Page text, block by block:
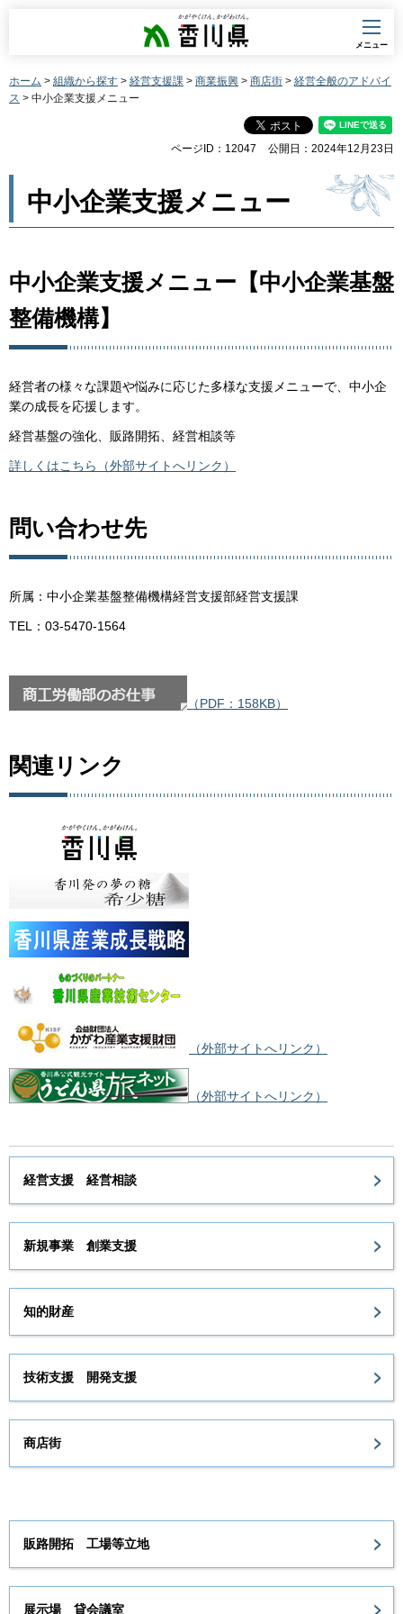
香川県
メニュー
ホーム > 組織から探す > 経営支援課 > 商業振興 > 商店街 > 経営全般のアドバイ
ス > 中小企業支援メニュー
ページID：12047 公開日：2024年12月23日
中小企業支援メニュー
中小企業支援メニュー【中小企業基盤
整備機構】
経営者の様々な課題や悩みに応じた多様な支援メニューで、中小企
業の成長を応援します。
経営基盤の強化、販路開拓、経営相談等
詳しくはこちら（外部サイトへリンク）
問い合わせ先
所属：中小企業基盤整備機構経営支援部経営支援課
TEL：03-5470-1564
（PDF：158KB）
関連リンク
（外部サイトへリンク）
（外部サイトへリンク）
経営支援 経営相談
新規事業 創業支援
知的財産
技術支援 開発支援
商店街
販路開拓 工場等立地
展示場 貸会議室